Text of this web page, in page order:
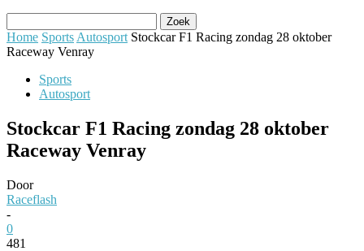
Home Sports Autosport Stockcar F1 Racing zondag 28 oktober
Raceway Venray
Sports
Autosport
Stockcar F1 Racing zondag 28 oktober
Raceway Venray
Door
Raceflash
-
0
481